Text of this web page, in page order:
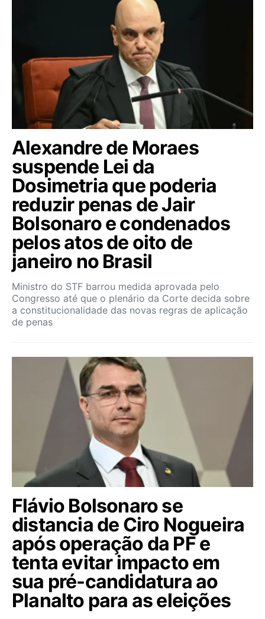
Alexandre de Moraes
suspende Lei da
Dosimetria que poderia
reduzir penas de Jair
Bolsonaro e condenados
pelos atos de oito de
janeiro no Brasil
Ministro do STF barrou medida aprovada pelo
Congresso até que o plenário da Corte decida sobre
a constitucionalidade das novas regras de aplicação
de penas
Flávio Bolsonaro se
distancia de Ciro Nogueira
após operação da PF e
tenta evitar impacto em
sua pré-candidatura ao
Planalto para as eleições